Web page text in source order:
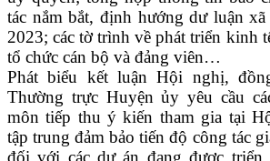
tác nắm bắt, định hướng dư luận
2023; các tờ trình về phát triển kinh
tổ chức cán bộ và đảng viên…
Phát biểu kết luận Hội nghị,
Thường trực Huyện ủy yêu cầu
môn tiếp thu ý kiến tham gia tại
tập trung đảm bảo tiến độ công tác